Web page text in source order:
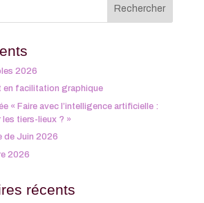
2026
en facilitation graphique
« Faire avec l’intelligence artificielle :
tiers-lieux ? »
de Juin 2026
2026
récents